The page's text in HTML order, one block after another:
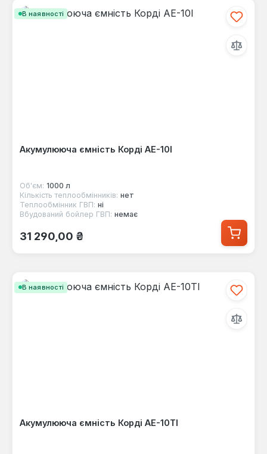
В наявності
Акумулююча ємність Корді AE-10I
Об'єм: 1000 л
Кількість теплообмінників: нет
Теплообмінник ГВП: ні
Вбудований бойлер ГВП: немає
Звичайна ціна:
31 290,00 ₴
В наявності
Акумулююча ємність Корді AE-10TI